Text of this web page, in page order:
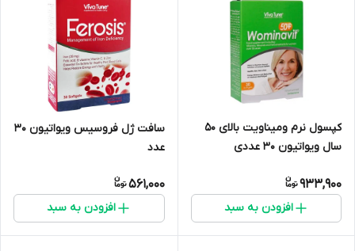
کپسول نرم ومیناویت بالای ۵۰
سال ویواتیون ۳۰ عددی
933,900
افزودن به سبد
سافت ژل فروسیس ویواتیون 30
عدد
561,000
افزودن به سبد